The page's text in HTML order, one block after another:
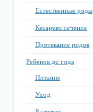
Естественные роды
Кесарево сечение
Протекание родов
Ребенок до года
Питание
Уход